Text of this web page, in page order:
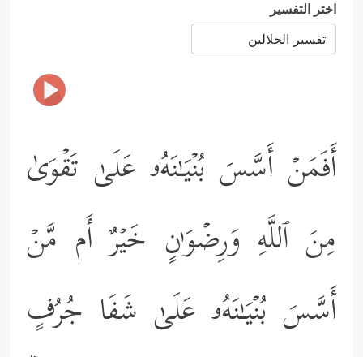
اختر التفسير
أَفَمَنۡ أَسَّسَ بُنۡیَـٰنَهُۥ عَلَىٰ تَقۡوَىٰ
مِنَ ٱللَّهِ وَرِضۡوَ ٰ⁠نٍ خَیۡرٌ أَم مَّنۡ
أَسَّسَ بُنۡیَـٰنَهُۥ عَلَىٰ شَفَا جُرُفٍ